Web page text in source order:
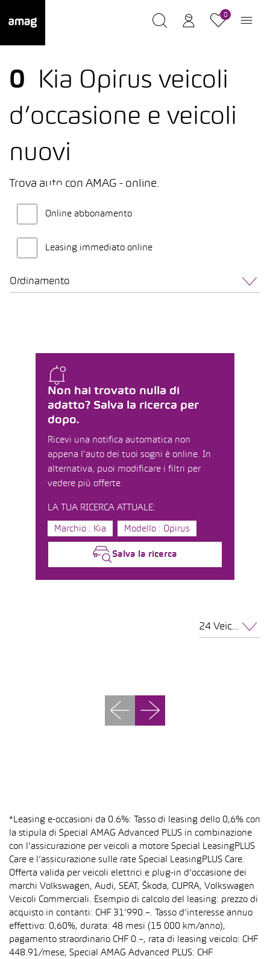
0
0
Kia Opirus veicoli
d’occasione e veicoli
nuovi
Trova auto con AMAG - online.
Online abbonamento
Leasing immediato online
Ordinamento
Non hai trovato nulla di
adatto? Salva la ricerca per
dopo.
Ricevi una notifica automatica non
appena l'auto dei tuoi sogni è online. In
alternativa, puoi modificare i filtri per
vedere più offerte.
LA TUA RICERCA ATTUALE:
Marchio : Kia Modello : Opirus
Salva la ricerca
24 Veicoli per pagina
*Leasing e-occasioni da 0.6%: Tasso di leasing dello 0,6% con
la stipula di Special AMAG Advanced PLUS in combinazione
con l’assicurazione per veicoli a motore Special LeasingPLUS
Care e l’assicurazione sulle rate Special LeasingPLUS Care.
Offerta valida per veicoli elettrici e plug-in d’occasione dei
marchi Volkswagen, Audi, SEAT, Škoda, CUPRA, Volkswagen
Veicoli Commerciali. Esempio di calcolo del leasing: prezzo di
acquisto in contanti: CHF 31’990.–. Tasso d’interesse annuo
effettivo: 0,60%, durata: 48 mesi (15 000 km/anno),
pagamento straordinario CHF 0.–, rata di leasing veicolo: CHF
448.91/mese, Special AMAG Advanced PLUS: CHF